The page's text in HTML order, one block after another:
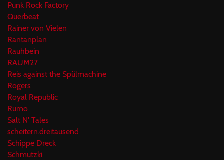
Punk Rock Factory
Querbeat
Rainer von Vielen
Rantanplan
Rauhbein
RAUM27
Reis against the Spülmachine
Rogers
Royal Republic
Rumo
Salt N' Tales
scheitern.dreitausend
Schippe Dreck
Schmutzki